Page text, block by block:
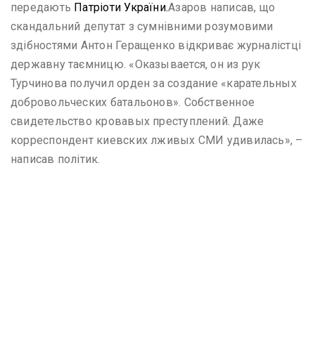
передають Патріоти України.Азаров написав, що
скандальний депутат з сумнівними розумовими
здібностями Антон Геращенко відкриває журналістці
державну таємницю. «Оказывается, он из рук
Турчинова получил орден за создание «карательных
добровольческих батальонов». Собственное
свидетельство кровавых преступлений. Даже
корреспондент киевских лживых СМИ удивилась», –
написав політик.